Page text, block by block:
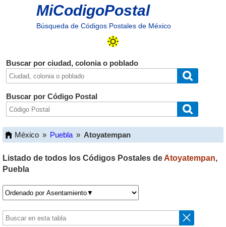
MiCodigoPostal
Búsqueda de Códigos Postales de México
Buscar por ciudad, colonia o poblado
Buscar por Código Postal
México » Puebla » Atoyatempan
Listado de todos los Códigos Postales deAtoyatempan,
Puebla